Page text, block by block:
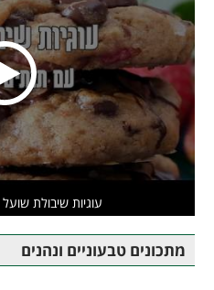
עוגיות שיבולת
מתכונים טבעוניים ונהנים